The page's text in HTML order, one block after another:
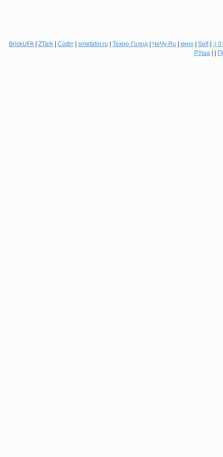
BrickUFA| ZTark| Софт| smetafor.ru | Техно-Голод | ЧеЧу.Ru | кино| Soft| :(
РУша | |